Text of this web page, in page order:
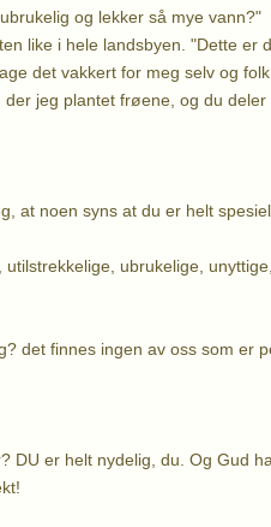
og lekker så mye vann?"
like i hele landsbyen. "Dette er
det vakkert for meg selv og folk
jeg plantet frøene, og du
at noen syns at du er helt
ubrukelige,
det finnes ingen av oss som er
DU er helt nydelig, du. Og Gud